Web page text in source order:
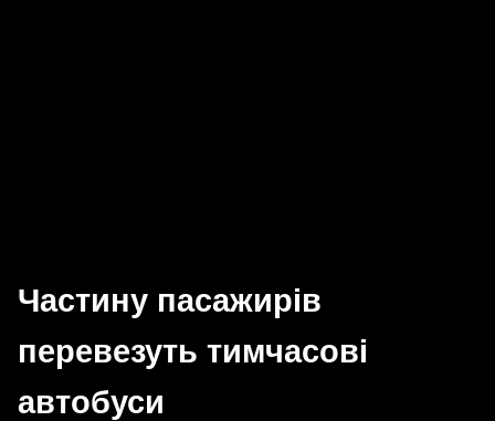
Частину пасажирів
перевезуть тимчасові
автобуси